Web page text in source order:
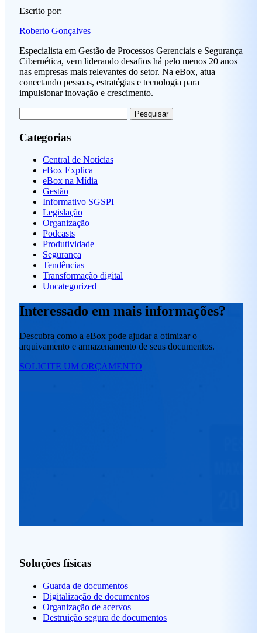
Escrito por:
Roberto Gonçalves
Especialista em Gestão de Processos Gerenciais e Segurança
Cibernética, vem liderando desafios há pelo menos 20 anos
nas empresas mais relevantes do setor. Na eBox, atua
conectando pessoas, estratégias e tecnologia para
impulsionar inovação e crescimento.
por:
Categorias
Central de Notícias
eBox Explica
eBox na Mídia
Gestão
Informativo SGSPI
Legislação
Organização
Podcasts
Produtividade
Segurança
Tendências
Transformação digital
Uncategorized
Interessado em mais informações?
Descubra como a eBox pode ajudar a otimizar o
arquivamento e armazenamento de seus documentos.
SOLICITE UM ORÇAMENTO
Soluções físicas
Guarda de documentos
Digitalização de documentos
Organização de acervos
Destruição segura de documentos